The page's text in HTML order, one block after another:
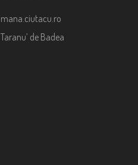
mana.ciutacu.ro
Taranu’ de Badea